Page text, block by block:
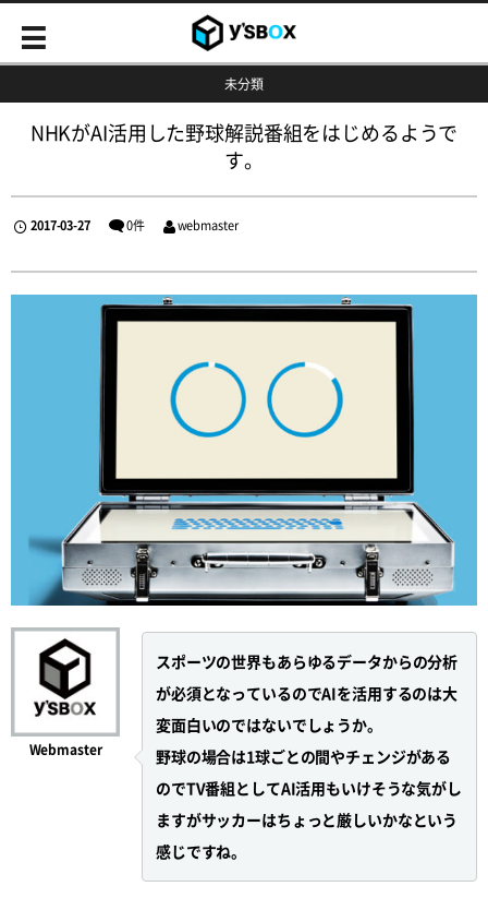
未分類
NHKがAI活用した野球解説番組をはじめるようで
す。
2017-03-27 0件 webmaster
Webmaster
スポーツの世界もあらゆるデータからの分析
が必須となっているのでAIを活用するのは大
変面白いのではないでしょうか。
野球の場合は1球ごとの間やチェンジがある
のでTV番組としてAI活用もいけそうな気がし
ますがサッカーはちょっと厳しいかなという
感じですね。